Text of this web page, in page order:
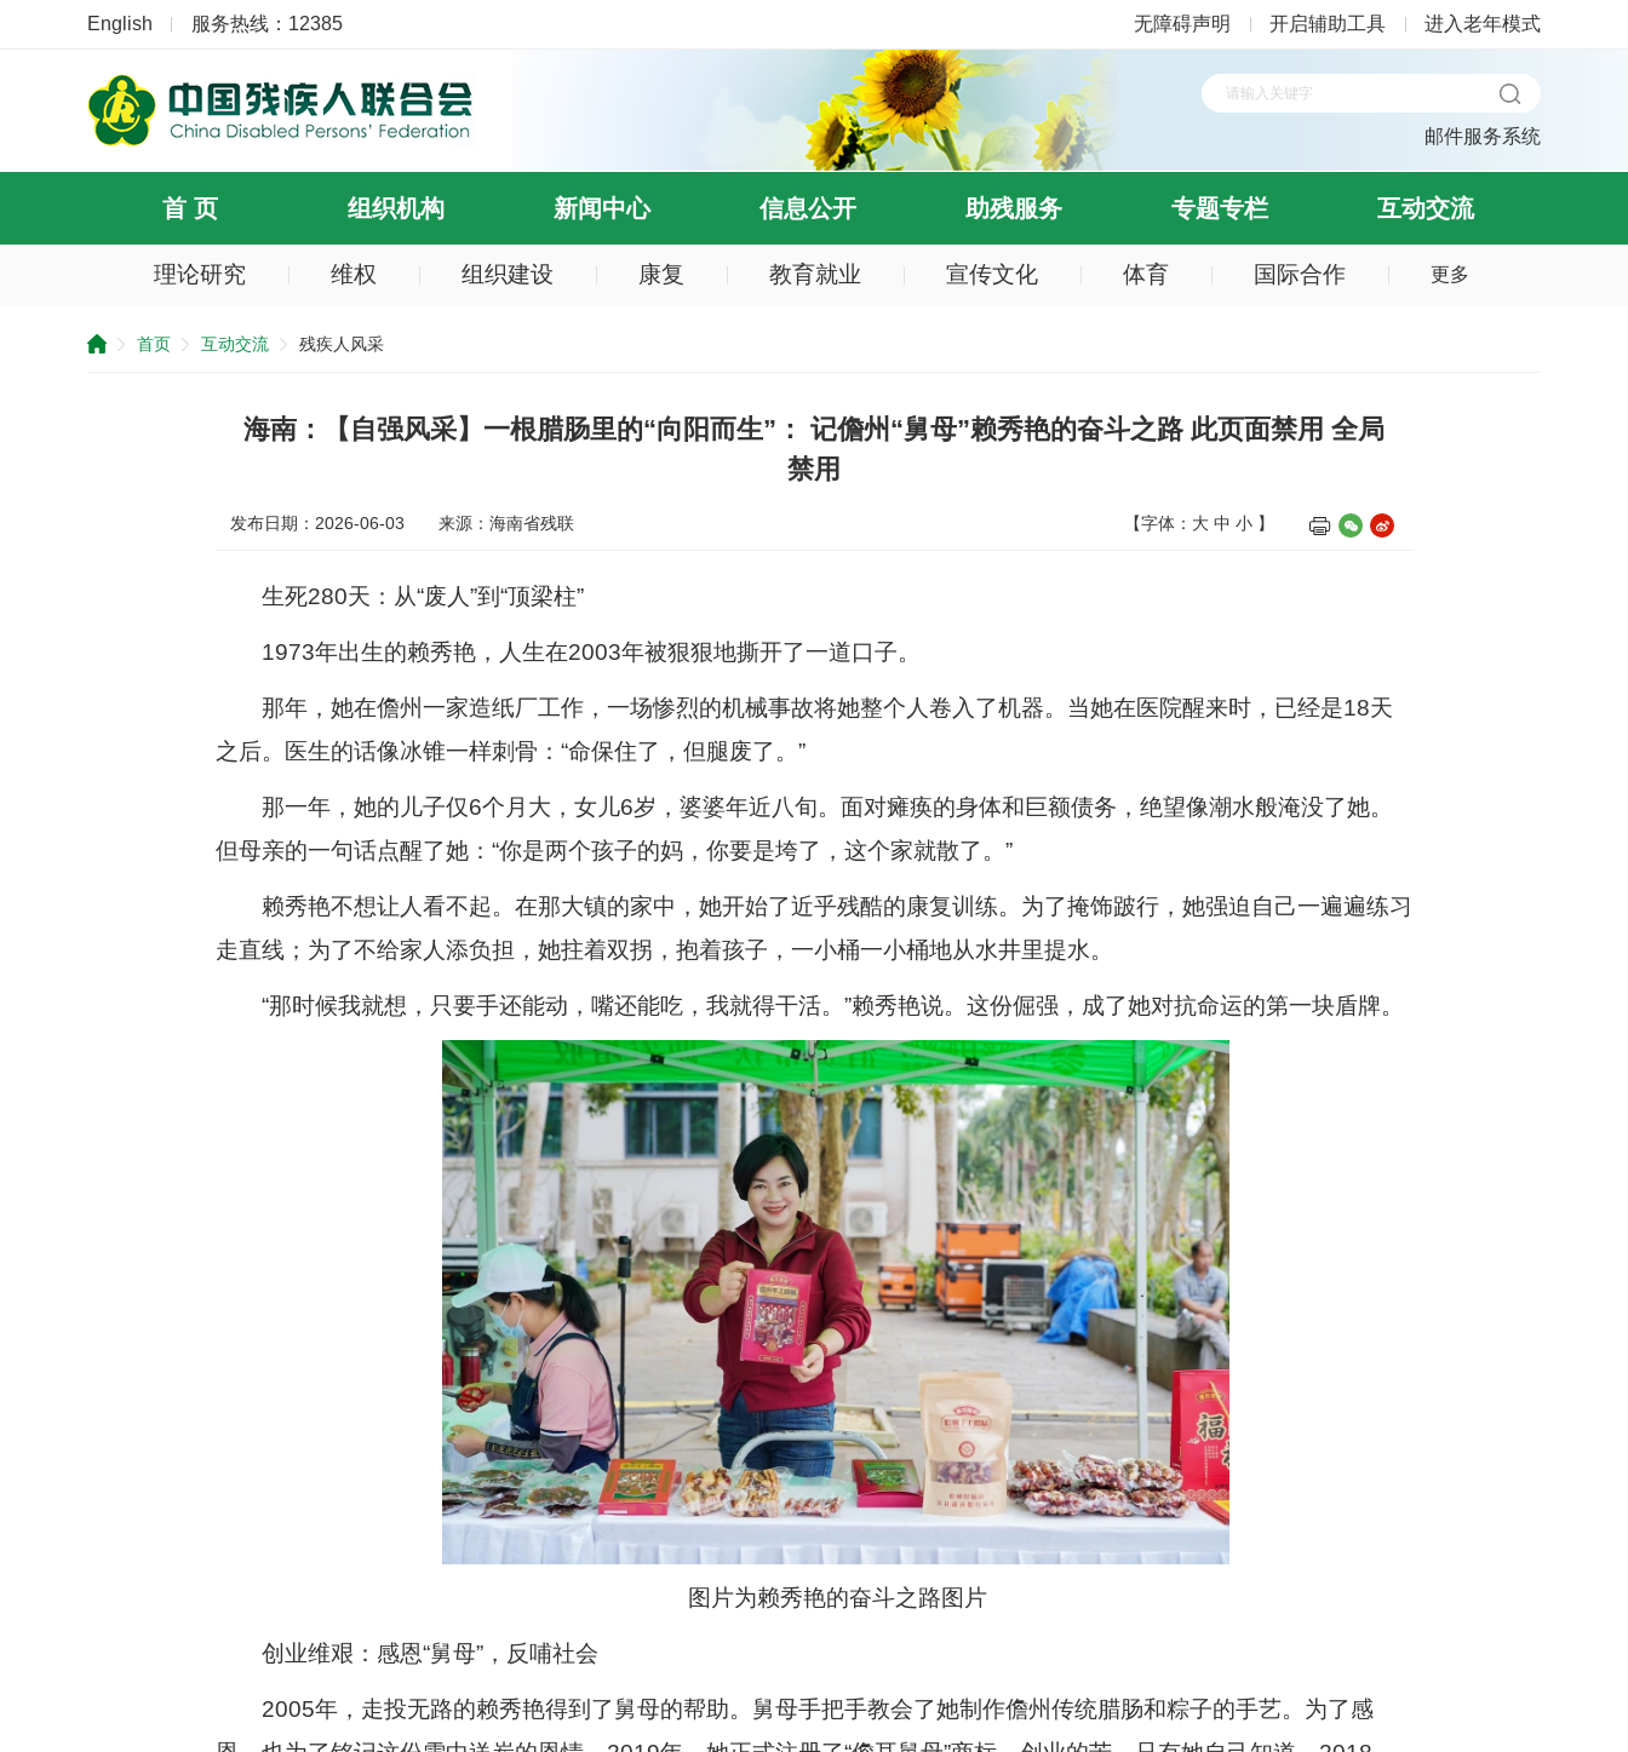
English 服务热线：12385 无障碍声明 开启辅助工具 进入老年模式
邮件服务系统
首 页 组织机构 新闻中心 信息公开 助残服务 专题专栏 互动交流
理论研究 维权 组织建设 康复 教育就业 宣传文化 体育 国际合作 更多
首页 互动交流 残疾人风采
海南：【自强风采】一根腊肠里的“向阳而生”： 记儋州“舅母”赖秀艳的奋斗之路 此页面禁用 全局
禁用
发布日期：2026-06-03 来源：海南省残联 【字体： 大 中 小 】
生死280天：从“废人”到“顶梁柱”
1973年出生的赖秀艳，人生在2003年被狠狠地撕开了一道口子。
那年，她在儋州一家造纸厂工作，一场惨烈的机械事故将她整个人卷入了机器。当她在医院醒来时，已经是18天
之后。医生的话像冰锥一样刺骨：“命保住了，但腿废了。”
那一年，她的儿子仅6个月大，女儿6岁，婆婆年近八旬。面对瘫痪的身体和巨额债务，绝望像潮水般淹没了她。
但母亲的一句话点醒了她：“你是两个孩子的妈，你要是垮了，这个家就散了。”
赖秀艳不想让人看不起。在那大镇的家中，她开始了近乎残酷的康复训练。为了掩饰跛行，她强迫自己一遍遍练习
走直线；为了不给家人添负担，她拄着双拐，抱着孩子，一小桶一小桶地从水井里提水。
“那时候我就想，只要手还能动，嘴还能吃，我就得干活。”赖秀艳说。这份倔强，成了她对抗命运的第一块盾牌。
图片为赖秀艳的奋斗之路图片
创业维艰：感恩“舅母”，反哺社会
2005年，走投无路的赖秀艳得到了舅母的帮助。舅母手把手教会了她制作儋州传统腊肠和粽子的手艺。为了感